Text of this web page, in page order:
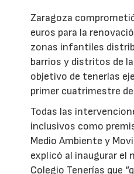
Zaragoza
euros para la
zonas infantiles
barrios y distritos de
objetivo de tenerlas
primer cuatrimestre
Todas las
inclusivos como
Medio Ambiente y
explicó al inaugurar el
Colegio Tenerías que